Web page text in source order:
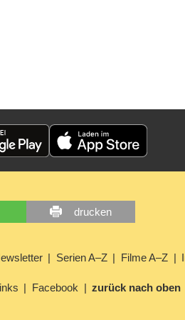
drucken
Serien A–Z Filme A–Z
Facebook zurück nach oben